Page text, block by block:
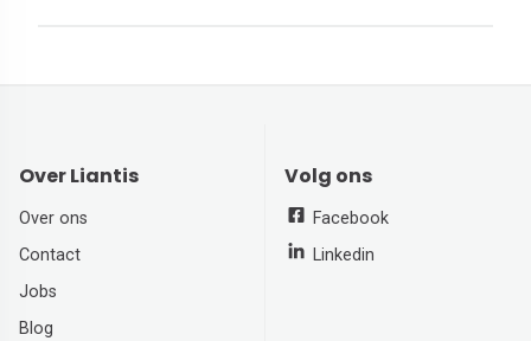
Over Liantis
Over ons
Contact
Jobs
Blog
Volg ons
Facebook
Linkedin